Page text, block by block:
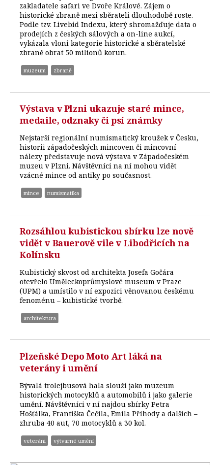
zakladatele safari ve Dvoře Králové. Zájem o
historické zbraně mezi sběrateli dlouhodobě roste.
Podle tzv. Livebid Indexu, který shromažďuje data o
prodejích z českých sálových a on-line aukcí,
vykázala vloni kategorie historické a sběratelské
zbraně obrat 50 milionů korun.
muzeum zbraně
Výstava v Plzni ukazuje staré mince,
medaile, odznaky či psí známky
Nejstarší regionální numismatický kroužek v Česku,
historii západočeských mincoven či mincovní
nálezy představuje nová výstava v Západočeském
muzeu v Plzni. Návštěvníci na ní mohou vidět
vzácné mince od antiky po současnost.
mince numismatika
Rozsáhlou kubistickou sbírku lze nově
vidět v Bauerově vile v Libodřicích na
Kolínsku
Kubistický skvost od architekta Josefa Gočára
otevřelo Uměleckoprůmyslové museum v Praze
(UPM) a umístilo v ní expozici věnovanou českému
fenoménu – kubistické tvorbě.
architektura
Plzeňské Depo Moto Art láká na
veterány i umění
Bývalá trolejbusová hala slouží jako muzeum
historických motocyklů a automobilů i jako galerie
umění. Návštěvníci v ní najdou sbírky Petra
Hošťálka, Františka Čečila, Emila Příhody a dalších –
zhruba 40 aut, 70 motocyklů a 30 kol.
veteráni výtvarné umění